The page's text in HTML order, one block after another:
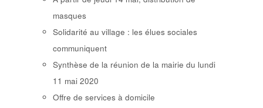
masques
Solidarité au village : les élues sociales
communiquent
Synthèse de la réunion de la mairie du lundi
11 mai 2020
Offre de services à domicile